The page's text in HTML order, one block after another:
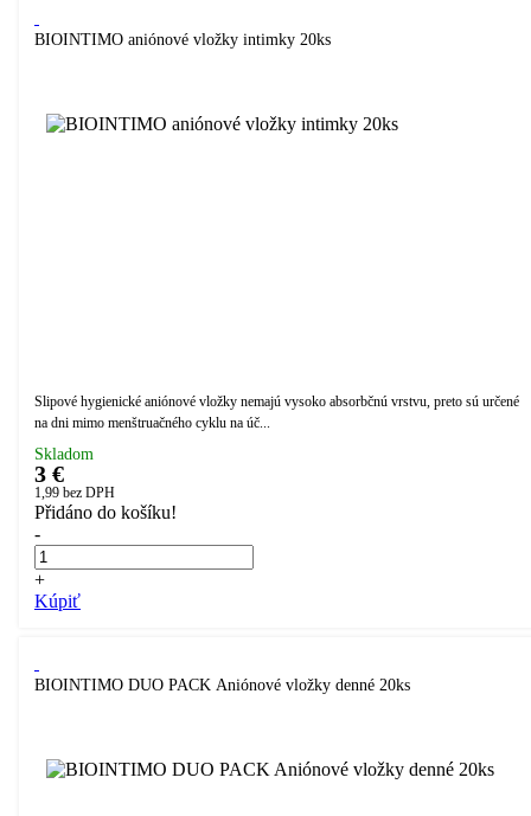
BIOINTIMO aniónové vložky intimky 20ks
Slipové hygienické aniónové vložky nemajú vysoko absorbčnú vrstvu, preto sú určené
na dni mimo menštruačného cyklu na úč...
Skladom
3 €
1,99 bez DPH
Přidáno do košíku!
-
+
Kúpiť
BIOINTIMO DUO PACK Aniónové vložky denné 20ks